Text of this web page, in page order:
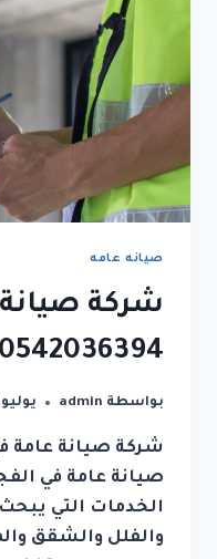
صيانه عامه
شركة صيانة
0542036394
بواسطة admin يوليو 8, 2026
شركة صيانة عامة
الخدمات التي
والفلل والشقق